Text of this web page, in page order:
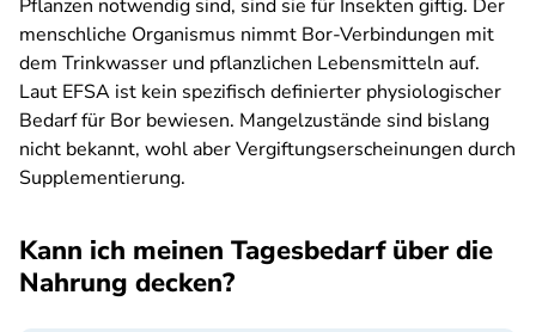
Pflanzen notwendig sind, sind sie für Insekten giftig. Der
menschliche Organismus nimmt Bor-Verbindungen mit
dem Trinkwasser und pflanzlichen Lebensmitteln auf.
Laut EFSA ist kein spezifisch definierter physiologischer
Bedarf für Bor bewiesen. Mangelzustände sind bislang
nicht bekannt, wohl aber Vergiftungserscheinungen durch
Supplementierung.
Kann ich meinen Tagesbedarf über die
Nahrung decken?